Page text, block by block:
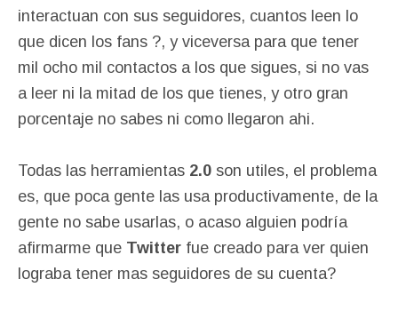
interactuan con sus seguidores, cuantos leen lo
que dicen los fans ?, y viceversa para que tener
mil ocho mil contactos a los que sigues, si no vas
a leer ni la mitad de los que tienes, y otro gran
porcentaje no sabes ni como llegaron ahi.
Todas las herramientas 2.0 son utiles, el problema
es, que poca gente las usa productivamente, de la
gente no sabe usarlas, o acaso alguien podría
afirmarme que Twitter fue creado para ver quien
lograba tener mas seguidores de su cuenta?